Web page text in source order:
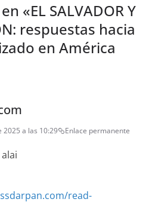
«EL SALVADOR Y
respuestas hacia
en América
2025 a las 10:29 Enlace permanente
read-